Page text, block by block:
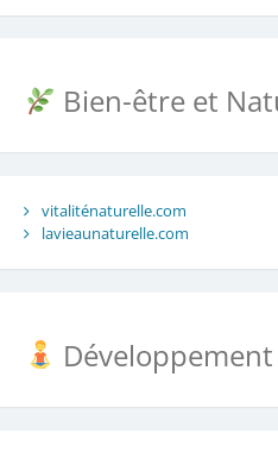
Bien-être et
vitaliténaturelle.com
lavieaunaturelle.com